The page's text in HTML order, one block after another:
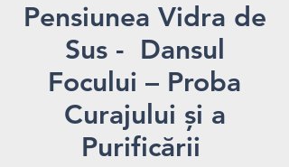
Pensiunea Vidra de
Sus - Dansul
Focului – Proba
Curajului și a
Purificării